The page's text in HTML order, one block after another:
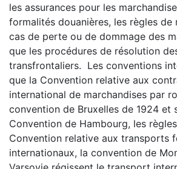
les assurances pour les
formalités douanières, les règles de
cas de perte ou de dommage des
que les procédures de résolution
transfrontaliers. Les conventions
que la Convention relative aux
international de marchandises par
convention de Bruxelles de 1924 et
Convention de Hambourg, les
Convention relative aux transports
internationaux, la convention de